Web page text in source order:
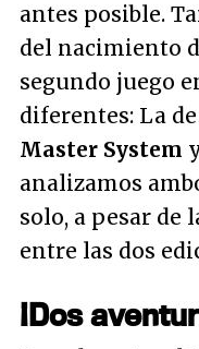
antes posible.
del nacimiento
segundo juego
diferentes: La de
Master System
analizamos
solo, a pesar de
entre las dos
¡Dos